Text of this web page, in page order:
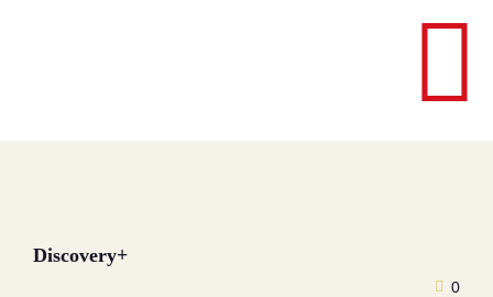
Discovery+
0